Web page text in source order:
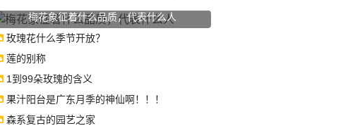
梅花象征着什么品质，代表什么人
玫瑰花什么季节开放？
莲的别称
1到99朵玫瑰的含义
果汁阳台是广东月季的神仙啊！！！
森系复古的园艺之家